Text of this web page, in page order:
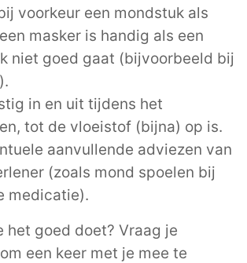
voorkeur een mondstuk als
masker is handig als een
niet goed gaat (bijvoorbeeld bij
in en uit tijdens het
tot de vloeistof (bijna) op is.
aanvullende adviezen van
(zoals mond spoelen bij
medicatie).
het goed doet? Vraag je
een keer met je mee te